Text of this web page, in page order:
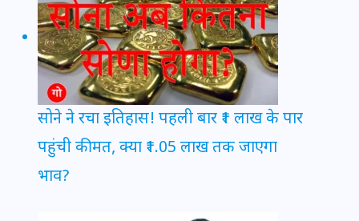
सोने ने रचा इतिहास! पहली बार ₹1 लाख के पार
पहुंची कीमत, क्या ₹1.05 लाख तक जाएगा
भाव?